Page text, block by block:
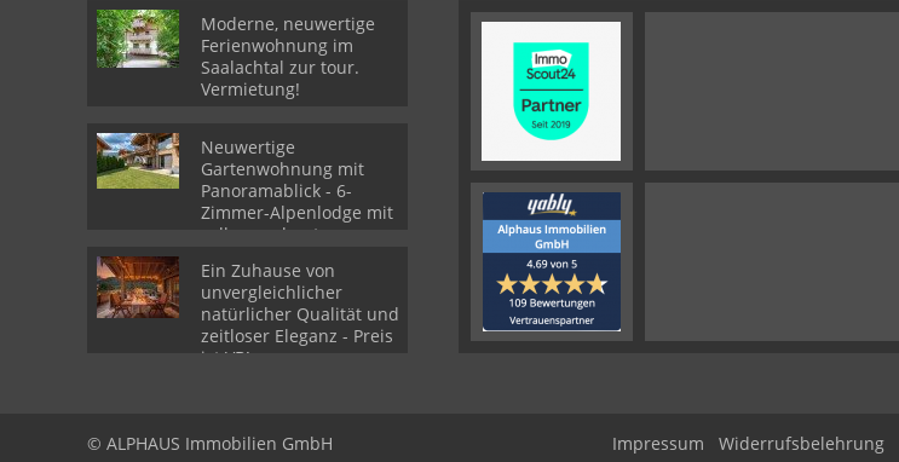
Moderne, neuwertige
Ferienwohnung im
Saalachtal zur tour.
Vermietung!
Neuwertige
Gartenwohnung mit
Panoramablick - 6-
Zimmer-Alpenlodge mit
voll ausgebautes
Ein Zuhause von
unvergleichlicher
natürlicher Qualität und
zeitloser Eleganz - Preis
ist VB!
© ALPHAUS Immobilien GmbH Impressum Widerrufsbelehrung